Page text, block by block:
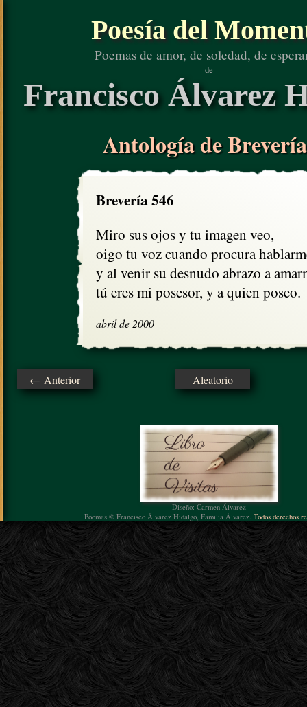
Poesía del
Poemas de amor, de soledad, de
de
Francisco Álvarez
Antología de
Brevería 546
Miro sus ojos y tu imagen veo,
oigo tu voz cuando procura
y al venir su desnudo abrazo a
tú eres mi posesor, y a quien poseo.
abril de 2000
← Anterior Aleatorio
Diseño: Carmen Álvarez
Poemas © Francisco Álvarez Hidalgo, Familia Álvarez. Todos derechos